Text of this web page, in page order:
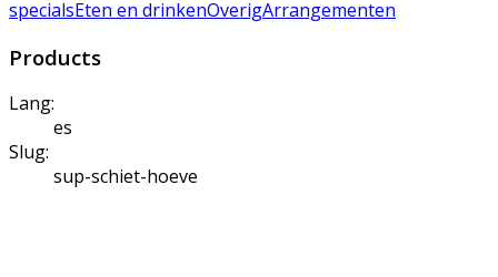
specialsEten en drinkenOverigArrangementen
Products
Lang:
es
Slug:
sup-schiet-hoeve